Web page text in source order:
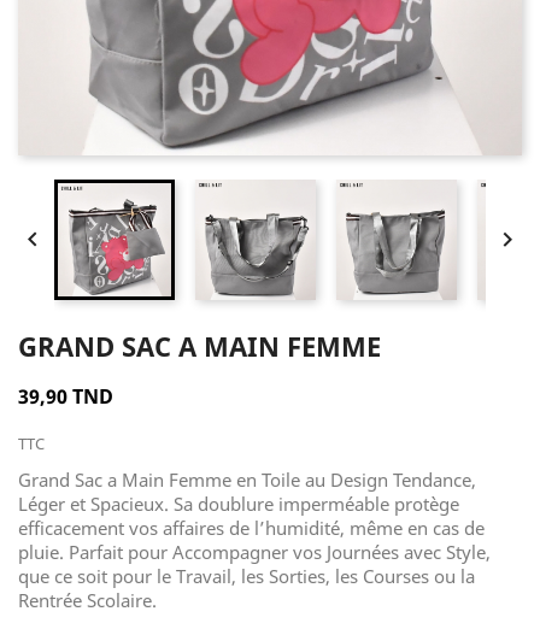
 
GRAND SAC A MAIN FEMME
39,90 TND
TTC
Grand Sac a Main Femme en Toile au Design Tendance,
Léger et Spacieux. Sa doublure imperméable protège
efficacement vos affaires de l’humidité, même en cas de
pluie. Parfait pour Accompagner vos Journées avec Style,
que ce soit pour le Travail, les Sorties, les Courses ou la
Rentrée Scolaire.